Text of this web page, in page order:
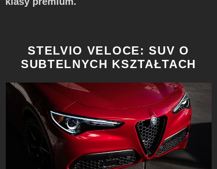
STELVIO VELOCE: SUV O
SUBTELNYCH KSZTAŁTACH